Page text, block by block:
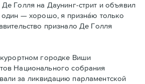
Голля на Даунинг-стрит и объявил
— хорошо, я признáю только
признало Де Голля
городке Виши
Национального собрания
за ликвидацию парламентской